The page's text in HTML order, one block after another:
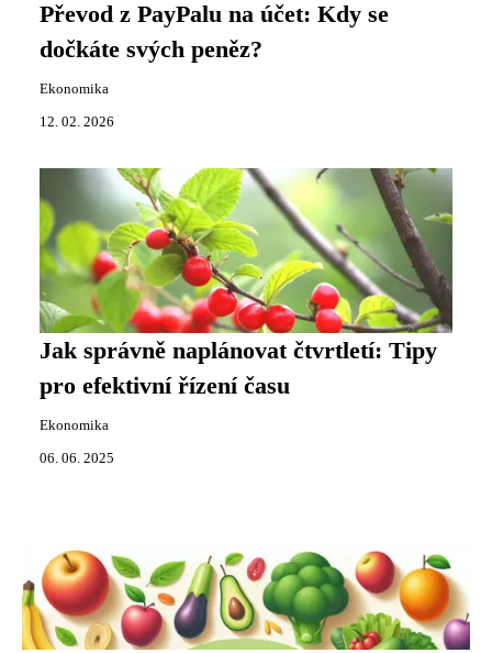
Převod z PayPalu na účet: Kdy se
dočkáte svých peněz?
Ekonomika
12. 02. 2026
Jak správně naplánovat čtvrtletí: Tipy
pro efektivní řízení času
Ekonomika
06. 06. 2025